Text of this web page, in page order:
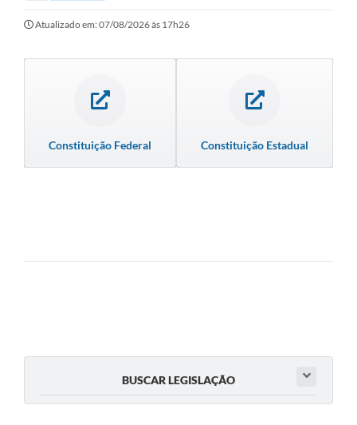
Turismo
Serviços Online
Atualizado em: 07/08/2026 às 17h26
Constituição Federal Constituição Estadual
BUSCAR LEGISLAÇÃO